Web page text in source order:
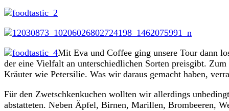
Mit Eva und Coffee ging unsere Tour dann
der eine Vielfalt an unterschiedlichen Sorten preisgibt.
Kräuter wie Petersilie. Was wir daraus gemacht haben,
Für den Zwetschkenkuchen wollten wir allerdings
abstatteten. Neben Äpfel, Birnen, Marillen, Brombeeren,